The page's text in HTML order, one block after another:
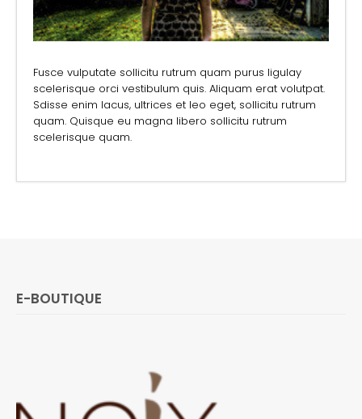
Fusce vulputate sollicitu rutrum quam purus ligulay
scelerisque orci vestibulum quis. Aliquam erat volutpat.
Sdisse enim lacus, ultrices et leo eget, sollicitu rutrum
quam. Quisque eu magna libero sollicitu rutrum
scelerisque quam.
E-BOUTIQUE